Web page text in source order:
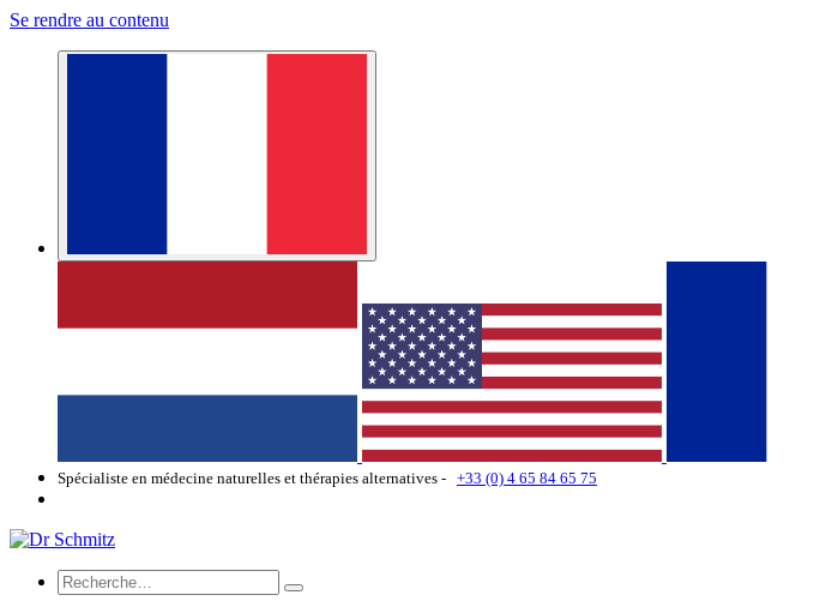
Se rendre au contenu
Spécialiste en médecine naturelles et thérapies alternatives - +33 (0) 4 65 84 65 75